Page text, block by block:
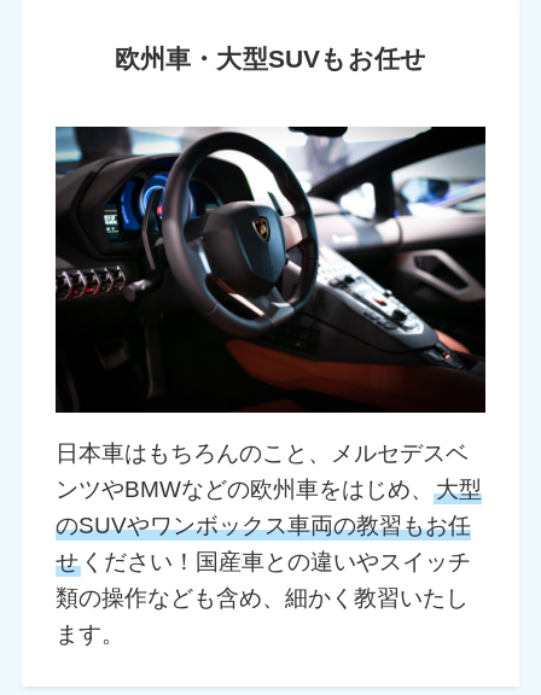
欧州車・大型SUVもお任せ
日本車はもちろんのこと、メルセデスベ
ンツやBMWなどの欧州車をはじめ、大型
のSUVやワンボックス車両の教習もお任
せ ください！国産車との違いやスイッチ
類の操作なども含め、細かく教習いたし
ます。